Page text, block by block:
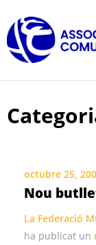
to
content
octubre 25,
Nou
La Federació
ha publicat un